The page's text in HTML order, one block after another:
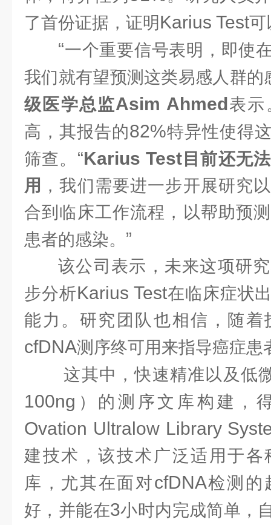
了首份证据，证明Karius Test可
“一个重要信号表明，即使
我们就有望预测这类易感人群的
级医学总监Asim Ahmed表示
高，其报告的82%特异性使得
筛查。 “Karius Test目前还无
用 ，我们需要进一步开展研究
合到临床工作流程，以帮助预
患者的感染。 ”
该公司表示，未来这项研
步分析Karius Test在临床症状
能力。研究团队也相信，随着
cfDNA测序终可用来指导癌症患
这其中，快速精准以及低
100ng ）的测序文库构建，
Ovation Ultralow Library
建技术，该技术广泛适用于
库，尤其在面对cfDNA检测的
好，并能在3小时内完成简单，